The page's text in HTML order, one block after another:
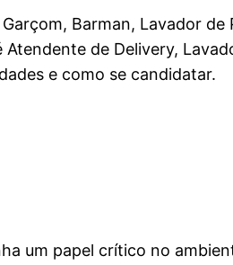
Barman, Lavador
de Delivery,
e como se candidatar.
um papel crítico no